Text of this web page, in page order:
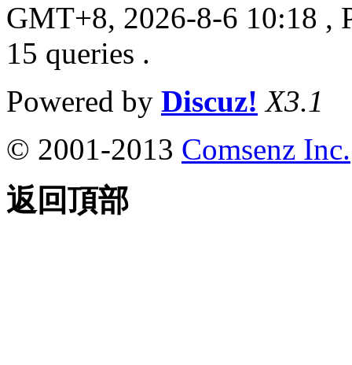
GMT+8, 2026-8-6 10:18 ,
15 queries .
Powered by Discuz! X3.1
© 2001-2013 Comsenz Inc.
返回頂部